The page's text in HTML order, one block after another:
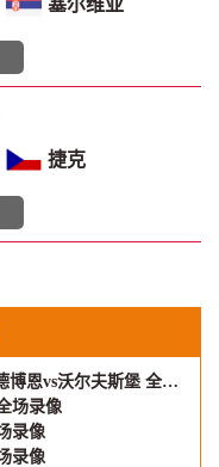
塞尔维亚
捷克
05月26日 德甲升降级附加赛次回合 帕德博恩vs沃尔夫斯堡 全场录像
场录像
录像
录像